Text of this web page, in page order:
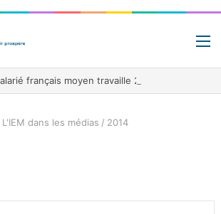
L'IEM dans les médias / 2014